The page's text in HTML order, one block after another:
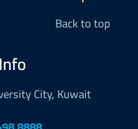
Back to top
City, Kuwait